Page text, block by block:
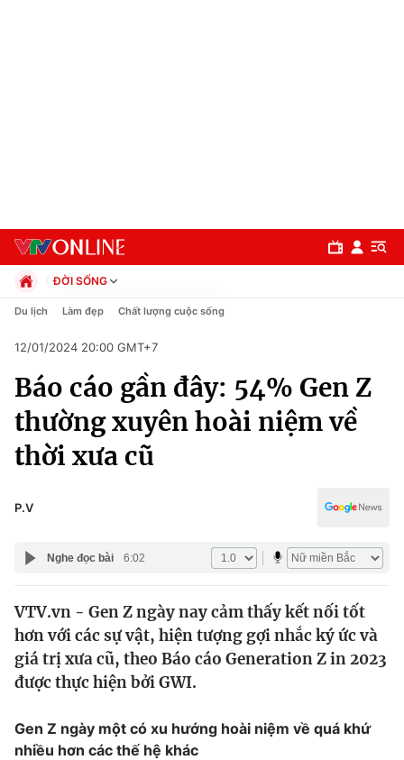
Chuyên mục
Chính trị
Xã hội
Pháp luật
Y tế
Thế giới
Tin tức
Thế giới đó đây
Câu chuyện quốc tế
Kinh tế
Thị trường
Dữ liệu và đời sống
ĐỜI SỐNG
Chính trị
Pháp luật
Kinh tế
Thể thao
Truyền hình
Văn hóa - Giải trí
Du lịch Làm đẹp Chất lượng cuộc sống
12/01/2024 20:00 GMT+7
Báo cáo gần đây: 54% Gen Z
thường xuyên hoài niệm về
thời xưa cũ
P.V
Nghe đọc bài 6:02
VTV.vn - Gen Z ngày nay cảm thấy kết nối tốt
hơn với các sự vật, hiện tượng gợi nhắc ký ức và
giá trị xưa cũ, theo Báo cáo Generation Z in 2023
được thực hiện bởi GWI.
Gen Z ngày một có xu hướng hoài niệm về quá khứ
nhiều hơn các thế hệ khác